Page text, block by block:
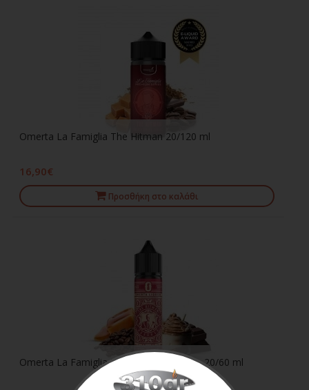
Omerta La Famiglia The Hitman 20/120 ml
16,90€
Προσθήκη στο καλάθι
Omerta La Famiglia The Hitman Reserve 20/60 ml